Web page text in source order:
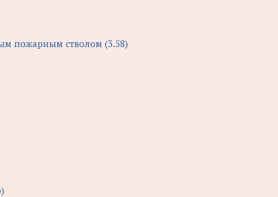
пожарным стволом (3.58)